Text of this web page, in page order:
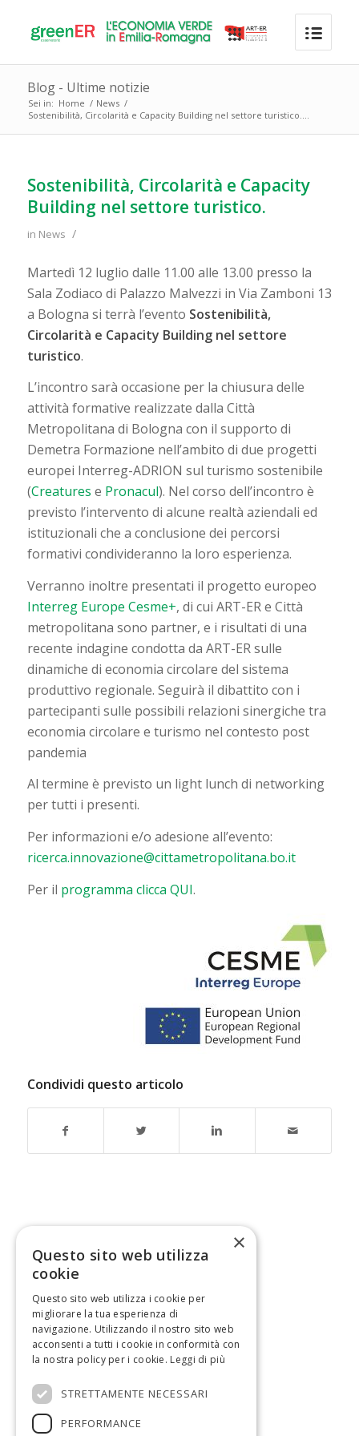
Blog - Ultime notizie
Sei in: Home / News /
Sostenibilità, Circolarità e Capacity Building nel settore turistico....
Sostenibilità, Circolarità e Capacity
Building nel settore turistico.
in News /
Martedì 12 luglio dalle 11.00 alle 13.00 presso la
Sala Zodiaco di Palazzo Malvezzi in Via Zamboni 13
a Bologna si terrà l’evento Sostenibilità,
Circolarità e Capacity Building nel settore
turistico.
L’incontro sarà occasione per la chiusura delle
attività formative realizzate dalla Città
Metropolitana di Bologna con il supporto di
Demetra Formazione nell’ambito di due progetti
europei Interreg-ADRION sul turismo sostenibile
(Creatures e Pronacul). Nel corso dell’incontro è
previsto l’intervento di alcune realtà aziendali ed
istituzionali che a conclusione dei percorsi
formativi condivideranno la loro esperienza.
Verranno inoltre presentati il progetto europeo
Interreg Europe Cesme+, di cui ART-ER e Città
metropolitana sono partner, e i risultati di una
recente indagine condotta da ART-ER sulle
dinamiche di economia circolare del sistema
produttivo regionale. Seguirà il dibattito con i
partecipanti sulle possibili relazioni sinergiche tra
economia circolare e turismo nel contesto post
pandemia
Al termine è previsto un light lunch di networking
per tutti i presenti.
Per informazioni e/o adesione all’evento:
ricerca.innovazione@cittametropolitana.bo.it
Per il programma clicca QUI.
Condividi questo articolo
×
Questo sito web utilizza
cookie
Questo sito web utilizza i cookie per
migliorare la tua esperienza di
navigazione. Utilizzando il nostro sito web
acconsenti a tutti i cookie in conformità con
la nostra policy per i cookie. Leggi di più
STRETTAMENTE NECESSARI
PERFORMANCE